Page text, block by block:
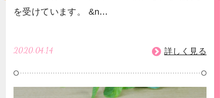
を受けています。 &n…
2020.04.14 詳しく見る